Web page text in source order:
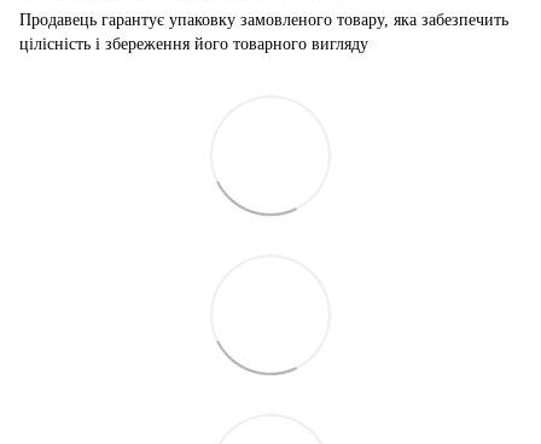
Продавець гарантує упаковку замовленого товару, яка забезпечить
цілісність і збереження його товарного вигляду